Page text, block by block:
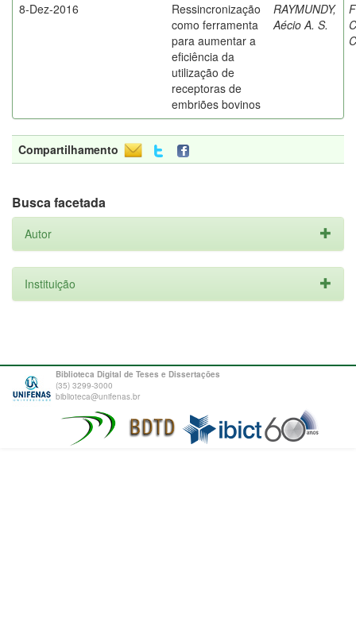
8-Dez-2016
Ressincronização
como ferramenta
para aumentar a
eficiência da
utilização de
receptoras de
embriões bovinos
RAYMUNDY,
Aécio A. S.
Compartilhamento
Busca facetada
Autor
Instituição
Biblioteca Digital de Teses e Dissertações
(35) 3299-3000
biblioteca@unifenas.br